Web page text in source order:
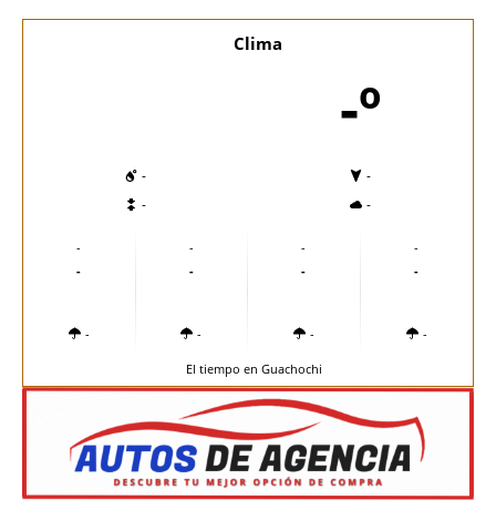
Clima
-º
-
-
-
-
-
-
-
-
-
-
-
-
-
-
-
-
El tiempo en Guachochi